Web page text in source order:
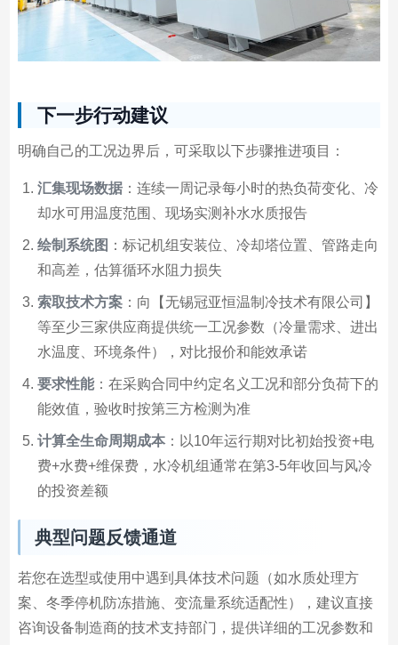
下一步行动建议
明确自己的工况边界后，可采取以下步骤推进项目：
汇集现场数据：连续一周记录每小时的热负荷变化、冷
却水可用温度范围、现场实测补水水质报告
绘制系统图 ：标记机组安装位、冷却塔位置、管路走向
和高差，估算循环水阻力损失
索取技术方案：向【无锡冠亚恒温制冷技术有限公司】
等至少三家供应商提供统一工况参数（冷量需求、进出
水温度、环境条件），对比报价和能效承诺
要求性能：在采购合同中约定名义工况和部分负荷下的
能效值，验收时按第三方检测为准
计算全生命周期成本：以10年运行期对比初始投资+电
费+水费+维保费，水冷机组通常在第3-5年收回与风冷
的投资差额
典型问题反馈通道
若您在选型或使用中遇到具体技术问题（如水质处理方
案、冬季停机防冻措施、变流量系统适配性），建议直接
咨询设备制造商的技术支持部门，提供详细的工况参数和